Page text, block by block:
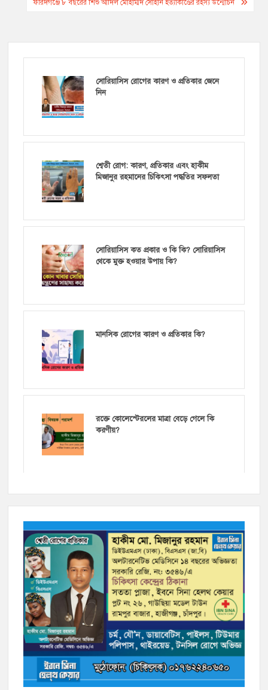
ফরিদগঞ্জে ৮ বছরের শিশু আদিল মোহাম্মদ সোহান হত্যাকাণ্ডের রহস্য উন্মোচন
সোরিয়াসিস রোগের কারণ ও প্রতিকার জেনে
নিন
শ্বেতী রোগ: কারণ, প্রতিকার এবং হাকীম
মিজানুর রহমানের চিকিৎসা পদ্ধতির সফলতা
সোরিয়াসিস কত প্রকার ও কি কি? সোরিয়াসিস
থেকে মুক্ত হওয়ার উপায় কি?
মানসিক রোগের কারণ ও প্রতিকার কি?
রক্তে কোলেস্টেরলের মাত্রা বেড়ে গেলে কি
করণীয়?